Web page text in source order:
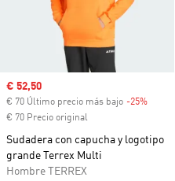
Precio de venta
€ 52,50
€ 70 Último precio más bajo -25%
€ 70 Precio original
Sudadera con capucha y logotipo
grande Terrex Multi
Hombre TERREX